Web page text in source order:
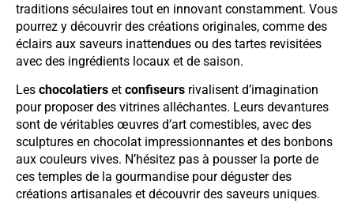
traditions séculaires tout en innovant constamment. Vous
pourrez y découvrir des créations originales, comme des
éclairs aux saveurs inattendues ou des tartes revisitées
avec des ingrédients locaux et de saison.
Les chocolatiers et confiseurs rivalisent d’imagination
pour proposer des vitrines alléchantes. Leurs devantures
sont de véritables œuvres d’art comestibles, avec des
sculptures en chocolat impressionnantes et des bonbons
aux couleurs vives. N’hésitez pas à pousser la porte de
ces temples de la gourmandise pour déguster des
créations artisanales et découvrir des saveurs uniques.